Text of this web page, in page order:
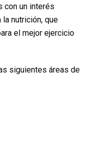
con un interés
nutrición, que
el mejor ejercicio
siguientes áreas de